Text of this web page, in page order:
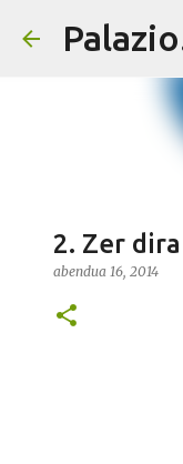
2. Zer
abendua 16, 2014